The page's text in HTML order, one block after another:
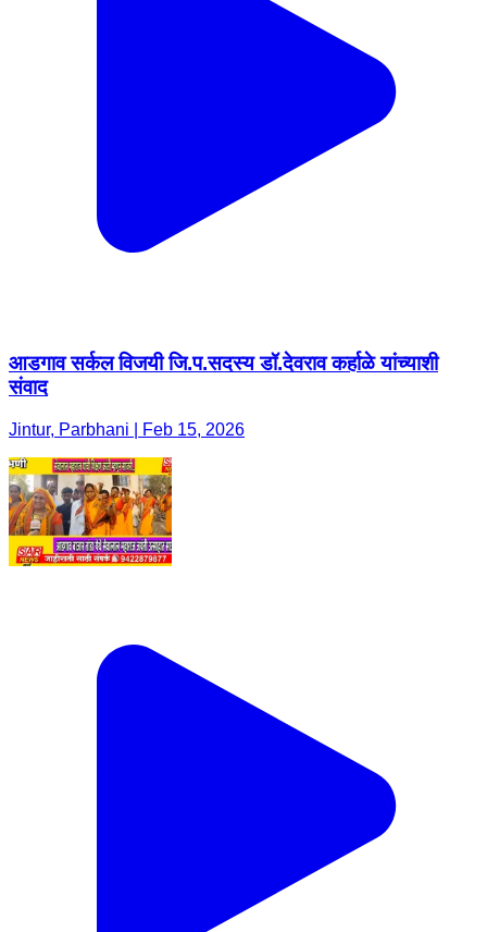
आडगाव सर्कल विजयी जि.प.सदस्य डॉ.देवराव कर्हाळे यांच्याशी
संवाद
Jintur, Parbhani | Feb 15, 2026